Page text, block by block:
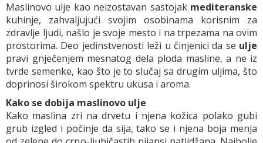
Maslinovo ulje kao neizostavan sastojakmediteranske
kuhinje, zahvaljujući svojim osobinama korisnim za
zdravlje ljudi, našlo je svoje mesto i na trpezama na ovim
prostorima. Deo jedinstvenosti leži u činjenici da se ulje
pravi gnječenjem mesnatog dela ploda masline, a ne iz
tvrde semenke, kao što je to slučaj sa drugim uljima, što
doprinosi širokom spektru ukusa i aroma.
Kako se dobija maslinovo ulje
Kako maslina zri na drvetu i njena kožica polako gubi
grub izgled i počinje da sija, tako se i njena boja menja